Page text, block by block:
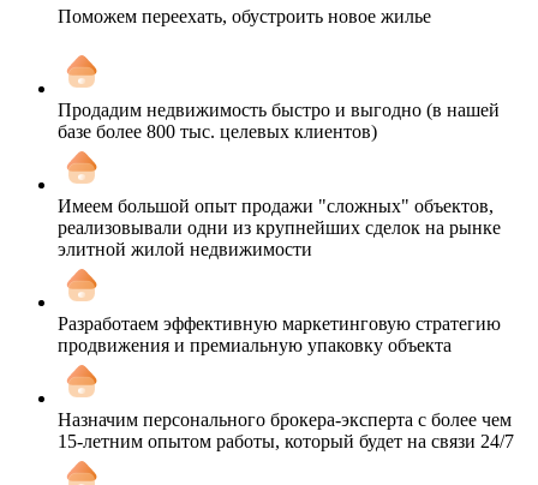
Поможем переехать, обустроить новое жилье
Продадим недвижимость быстро и выгодно (в нашей
базе более 800 тыс. целевых клиентов)
Имеем большой опыт продажи "сложных" объектов,
реализовывали одни из крупнейших сделок на рынке
элитной жилой недвижимости
Разработаем эффективную маркетинговую стратегию
продвижения и премиальную упаковку объекта
Назначим персонального брокера-эксперта с более чем
15-летним опытом работы, который будет на связи 24/7